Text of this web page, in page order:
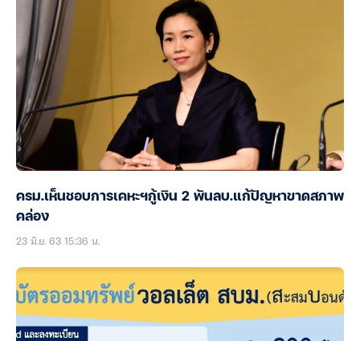
ครม.เห็นชอบการเคหะฯกู้เงิน 2 พันลบ.แก้ปัญหาขาดสภาพ
คล่อง
23 มิ.ย. 63 15:36 น.